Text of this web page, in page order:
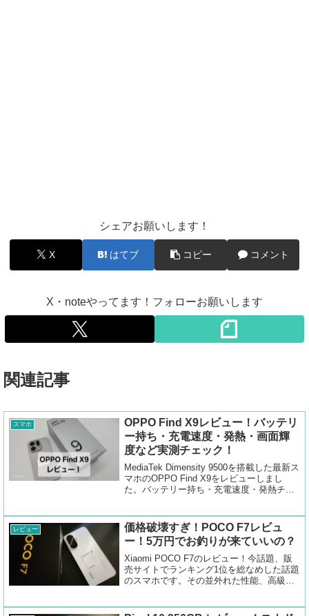
シェアお願いします！
X はてブ コピー コメント
X・noteやってます！フォローお願いします
関連記事
スマホ
OPPO Find X9レビュー！バッテリ
ー持ち・充電速度・発熱・画面輝
度など実測チェック！
MediaTek Dimensity 9500を搭載した最新ス
マホのOPPO Find X9をレビューしまし
た。バッテリー持ち・充電速度・発熱チェ
レビュー
価格破壊すぎ！POCO F7レビュ
ー！5万円でお釣りが来ていいの？
Xiaomi POCO F7のレビュー！今話題、販
売サイトでランキング1位を総なめした話題
のスマホです。その並外れた性能、高級感
りそうです。